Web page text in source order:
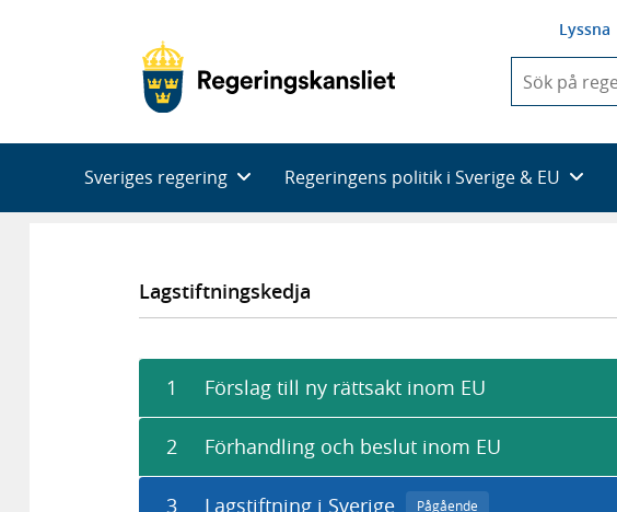
Lyssna
du
skriva
framträder
en
Sveriges regering Regeringens politik i Sverige & EU
Lagstiftningskedja
1 Förslag till ny rättsakt inom EU
2 Förhandling och beslut inom EU
3 Lagstiftning i Sverige Pågående